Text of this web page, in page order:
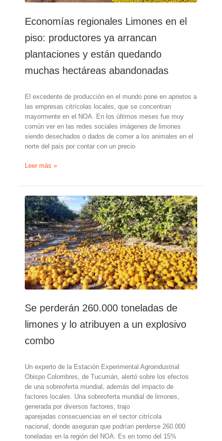
Economías regionales Limones en el
piso: productores ya arrancan
plantaciones y están quedando
muchas hectáreas abandonadas
El excedente de producción en el mundo pone en aprietos a
las empresas citrícolas locales, que se concentran
mayormente en el NOA. En los últimos meses fue muy
común ver en las redes sociales imágenes de limones
siendo desechados o dados de comer a los animales en el
norte del país por contar con un precio
Economías
Limones
en
el
piso:
productores
ya
arrancan
plantaciones
y
están
quedando
hectáreas
abandonadas
Leer más »
Se perderán 260.000 toneladas de
limones y lo atribuyen a un explosivo
combo
Un experto de la Estación Experimental Agroindustrial
Obispo Colombres, de Tucumán, alertó sobre los efectos
de una sobreoferta mundial, además del impacto de
factores locales. Una sobreoferta mundial de limones,
generada por diversos factores, trajo
aparejadas consecuencias en el sector citrícola
nacional, donde aseguran que podrían perderse 260.000
toneladas en la región del NOA. Es en torno del 15%